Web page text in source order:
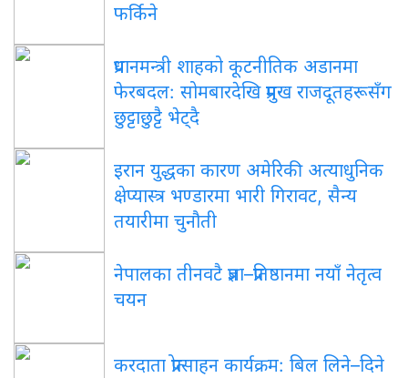
फर्किने
प्रधानमन्त्री शाहको कूटनीतिक अडानमा
फेरबदल: सोमबारदेखि प्रमुख राजदूतहरूसँग
छुट्टाछुट्टै भेट्दै
इरान युद्धका कारण अमेरिकी अत्याधुनिक
क्षेप्यास्त्र भण्डारमा भारी गिरावट, सैन्य
तयारीमा चुनौती
नेपालका तीनवटै प्रज्ञा–प्रतिष्ठानमा नयाँ नेतृत्व
चयन
करदाता प्रोत्साहन कार्यक्रम: बिल लिने–दिने